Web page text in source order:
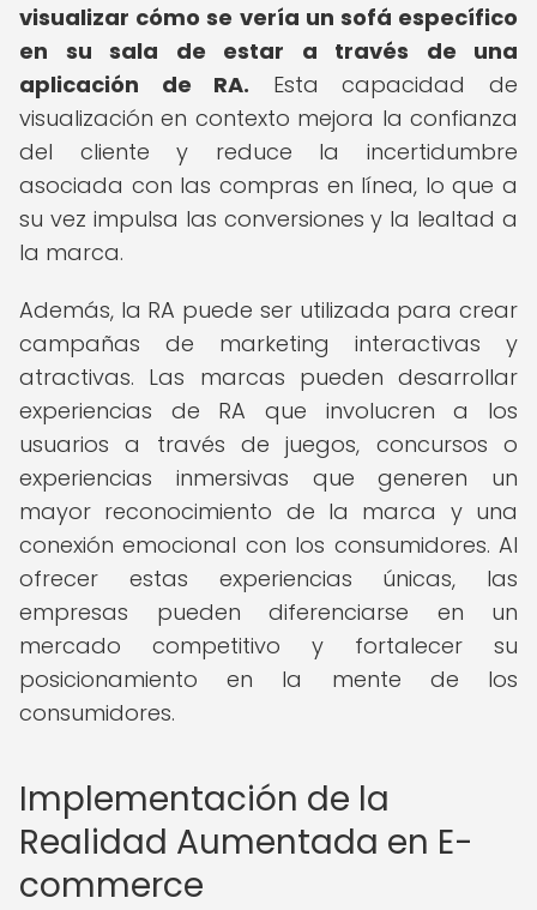
visualizar cómo se vería un sofá específico
en su sala de estar a través de una
aplicación de RA. Esta capacidad de
visualización en contexto mejora la confianza
del cliente y reduce la incertidumbre
asociada con las compras en línea, lo que a
su vez impulsa las conversiones y la lealtad a
la marca.
Además, la RA puede ser utilizada para crear
campañas de marketing interactivas y
atractivas. Las marcas pueden desarrollar
experiencias de RA que involucren a los
usuarios a través de juegos, concursos o
experiencias inmersivas que generen un
mayor reconocimiento de la marca y una
conexión emocional con los consumidores. Al
ofrecer estas experiencias únicas, las
empresas pueden diferenciarse en un
mercado competitivo y fortalecer su
posicionamiento en la mente de los
consumidores.
Implementación de la
Realidad Aumentada en E-
commerce